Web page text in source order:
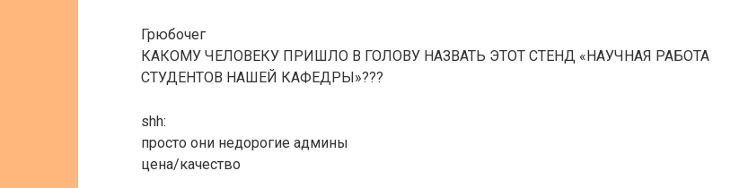
Грюбочег
КАКОМУ ЧЕЛОВЕКУ ПРИШЛО В ГОЛОВУ НАЗВАТЬ ЭТОТ СТЕНД «НАУЧНАЯ РАБОТА
СТУДЕНТОВ НАШЕЙ КАФЕДРЫ»???
shh:
просто они недорогие админы
цена/качество